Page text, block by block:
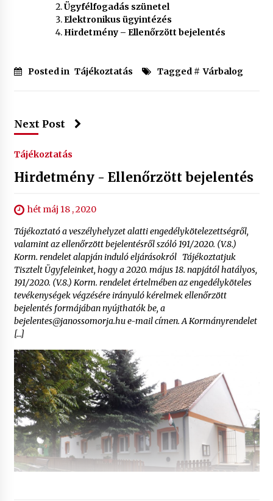
Ügyfélfogadás szünetel
Elektronikus ügyintézés
Hirdetmény – Ellenőrzött bejelentés
Posted in Tájékoztatás Tagged # Várbalog
Next Post
Tájékoztatás
Hirdetmény - Ellenőrzött bejelentés
hét máj 18 , 2020
Tájékoztató a veszélyhelyzet alatti engedélykötelezettségről,
valamint az ellenőrzött bejelentésről szóló 191/2020. (V.8.)
Korm. rendelet alapján induló eljárásokról Tájékoztatjuk
Tisztelt Ügyfeleinket, hogy a 2020. május 18. napjától hatályos,
191/2020. (V.8.) Korm. rendelet értelmében az engedélyköteles
tevékenységek végzésére irányuló kérelmek ellenőrzött
bejelentés formájában nyújthatók be, a
bejelentes@janossomorja.hu e-mail címen. A Kormányrendelet
[…]